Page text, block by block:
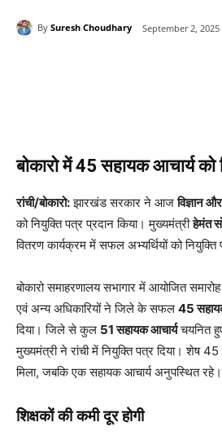
By Suresh Choudhary September 2, 2025
बोकारो में 45 सहायक आचार्य को
रांची/बोकारो:झारखंड सरकार ने आजविज्ञान
को नियुक्ति पत्र प्रदान किया। मुख्यमंत्रीहेमंत
वितरण कार्यक्रम में सफल अभ्यर्थियों को नियुक्ति
बोकारो समाहरणालय सभागार में आयोजित
एवं अन्य अधिकारियों ने जिले के सफल 45
दिया। जिले से कुल 51 सहायक आचार्यचयनित
मुख्यमंत्री ने रांची में नियुक्ति पत्र दिया। शेष 45
मिला, जबकि एक सहायक आचार्य अनुपस्थित रहे।
शिक्षकों की कमी दूर होगी